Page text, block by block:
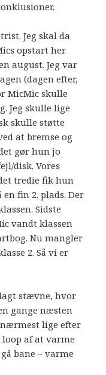
Jeg skal da
opstart her
august. Jeg var
(dagen efter,
MicMic skulle
Jeg skulle lige
skulle støtte
at bremse og
gør hun jo
disk. Vores
tredie fik hun
fin 2. plads. Der
Sidste
vandt klassen
Nu mangler
2. Så vi er
stævne, hvor
gange næsten
lige efter
af at varme
bane – varme